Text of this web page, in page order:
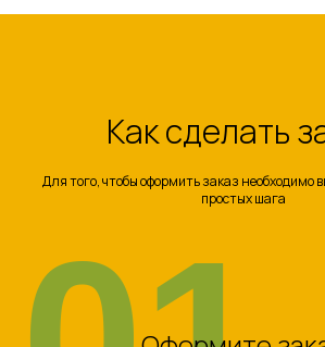
Как сделать
Для того, чтобы оформить заказ необходимо
простых шага